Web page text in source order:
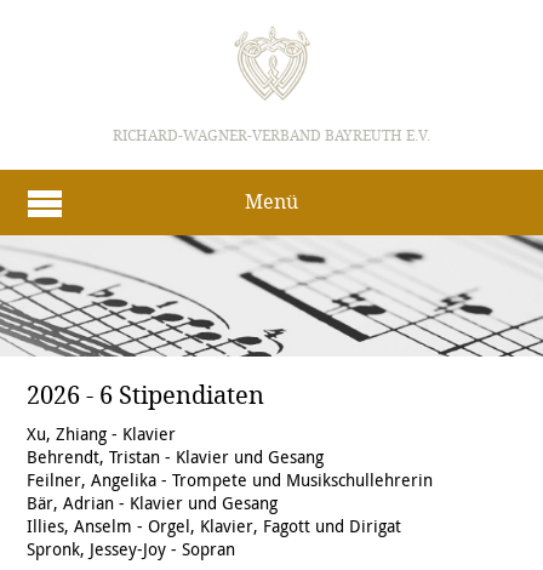
RICHARD-WAGNER-VERBAND BAYREUTH E.V.
Menü
2026 - 6 Stipendiaten
Xu, Zhiang - Klavier
Behrendt, Tristan - Klavier und Gesang
Feilner, Angelika - Trompete und Musikschullehrerin
Bär, Adrian - Klavier und Gesang
Illies, Anselm - Orgel, Klavier, Fagott und Dirigat
Spronk, Jessey-Joy - Sopran